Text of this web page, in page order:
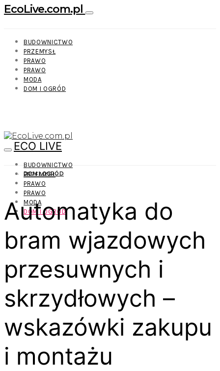
EcoLive.com.pl
BUDOWNICTWO
PRZEMYSŁ
PRAWO
PRAWO
MODA
DOM I OGRÓD
ECO LIVE
BUDOWNICTWO
PRZEMYSŁ
PRAWO
PRAWO
MODA
DOM I OGRÓD
DOM I OGRÓD
Automatyka do
bram wjazdowych
przesuwnych i
skrzydłowych –
wskazówki zakupu
i montażu